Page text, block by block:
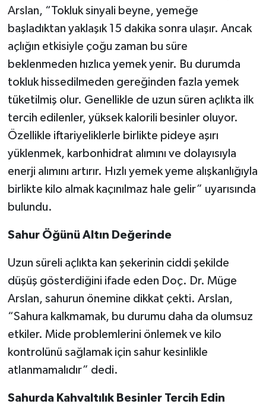
Arslan, “Tokluk sinyali beyne, yemeğe
başladıktan yaklaşık 15 dakika sonra ulaşır. Ancak
açlığın etkisiyle çoğu zaman bu süre
beklenmeden hızlıca yemek yenir. Bu durumda
tokluk hissedilmeden gereğinden fazla yemek
tüketilmiş olur. Genellikle de uzun süren açlıkta ilk
tercih edilenler, yüksek kalorili besinler oluyor.
Özellikle iftariyeliklerle birlikte pideye aşırı
yüklenmek, karbonhidrat alımını ve dolayısıyla
enerji alımını artırır. Hızlı yemek yeme alışkanlığıyla
birlikte kilo almak kaçınılmaz hale gelir” uyarısında
bulundu.
Sahur Öğünü Altın Değerinde
Uzun süreli açlıkta kan şekerinin ciddi şekilde
düşüş gösterdiğini ifade eden Doç. Dr. Müge
Arslan, sahurun önemine dikkat çekti. Arslan,
“Sahura kalkmamak, bu durumu daha da olumsuz
etkiler. Mide problemlerini önlemek ve kilo
kontrolünü sağlamak için sahur kesinlikle
atlanmamalıdır” dedi.
Sahurda Kahvaltılık Besinler Tercih Edin